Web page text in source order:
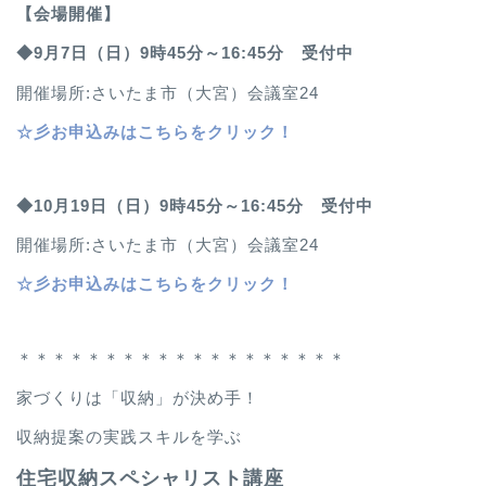
【会場開催】
◆9月7日（日）9時45分～16:45分 受付中
開催場所:さいたま市（大宮）会議室24
☆ 彡お申込みはこちらをクリック！
◆10月19日（日）9時45分～16:45分 受付中
開催場所:さいたま市（大宮）会議室24
☆ 彡お申込みはこちらをクリック！
＊＊＊＊＊＊＊＊＊＊＊＊＊＊＊＊＊＊＊
家づくりは「収納」が決め手！
収納提案の実践スキルを学ぶ
住宅収納スペシャリスト講座